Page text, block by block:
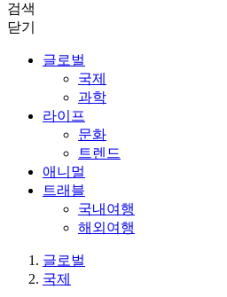
검색
닫기
글로벌
국제
과학
라이프
문화
트렌드
애니멀
트래블
국내여행
해외여행
글로벌
국제